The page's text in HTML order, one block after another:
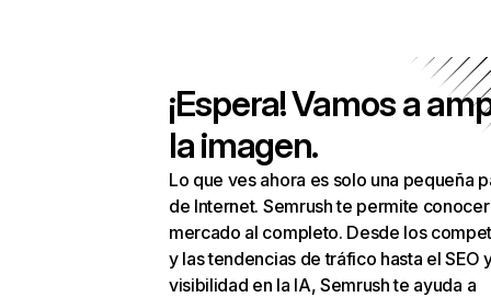
¡Espera! Vamos a
la imagen.
Lo que ves ahora es solo una pequeña
de Internet. Semrush te permite
mercado al completo. Desde los
y las tendencias de tráfico hasta el SEO
visibilidad en la IA, Semrush te ayuda a